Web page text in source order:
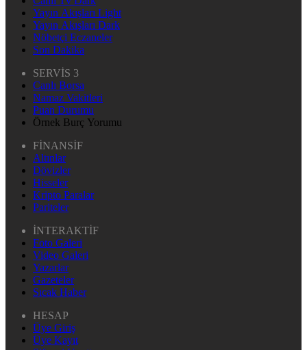
Yayın Akışları Light
Yayın Akışları Dark
Nöbetçi Eczaneler
Son Dakika
SERVİS 3
Canlı Borsa
Namaz Vakitleri
Puan Durumu
Örnek Burç Yorumu
FİNANSİF
Altınlar
Dövizler
Hisseler
Kripto Paralar
Pariteler
İNTERAKTİF
Foto Galeri
Video Galeri
Yazarlar
Gazeteler
Sıcak Haber
HESAP
Üye Giriş
Üye Kayıt